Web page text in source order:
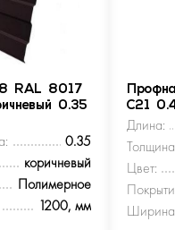
RAL 8017
0.35
0.35
коричневый
Полимерное
1200, мм
С21
Длина:
Цвет: